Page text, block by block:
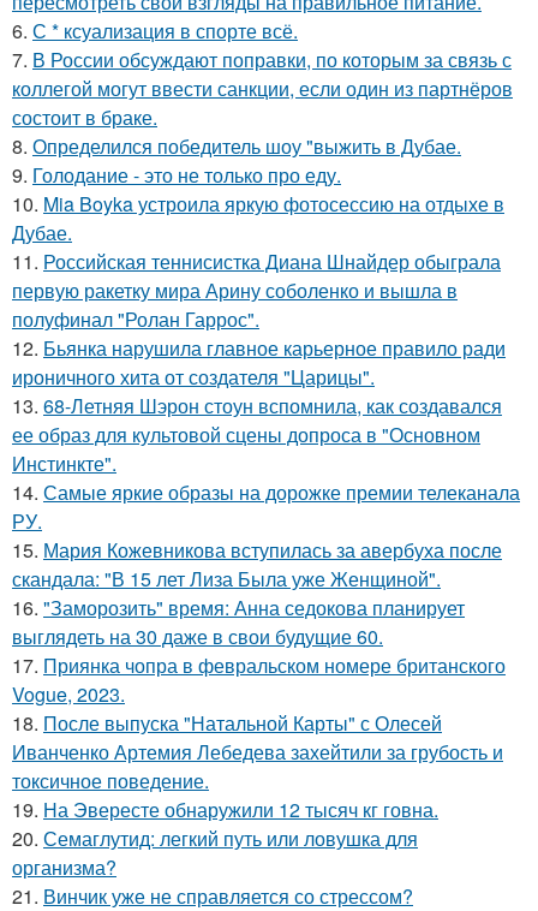
6. С * ксуализация в спорте всё.
7. В России обсуждают поправки, по которым за связь с
коллегой могут ввести санкции, если один из партнёров
состоит в браке.
8. Определился победитель шоу "выжить в Дубае.
9. Голодание - это не только про еду.
10. Mia Boyka устроила яркую фотосессию на отдыхе в
Дубае.
11. Российская теннисистка Диана Шнайдер обыграла
первую ракетку мира Арину соболенко и вышла в
полуфинал "Ролан Гаррос".
12. Бьянка нарушила главное карьерное правило ради
ироничного хита от создателя "Царицы".
13. 68-Летняя Шэрон стоун вспомнила, как создавался
ее образ для культовой сцены допроса в "Основном
Инстинкте".
14. Самые яркие образы на дорожке премии телеканала
РУ.
15. Мария Кожевникова вступилась за авербуха после
скандала: "В 15 лет Лиза Была уже Женщиной".
16. "Заморозить" время: Анна седокова планирует
выглядеть на 30 даже в свои будущие 60.
17. Приянка чопра в февральском номере британского
Vogue, 2023.
18. После выпуска "Натальной Карты" с Олесей
Иванченко Артемия Лебедева захейтили за грубость и
токсичное поведение.
19. На Эвересте обнаружили 12 тысяч кг говна.
20. Семаглутид: легкий путь или ловушка для
организма?
21. Винчик уже не справляется со стрессом?